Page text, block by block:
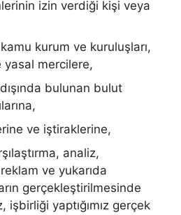
izin verdiği kişi veya
kurum ve kuruluşları,
yasal mercilere,
bulunan bulut
ve iştiraklerine,
analiz,
ve yukarıda
gerçekleştirilmesinde
işbirliği yaptığımız gerçek